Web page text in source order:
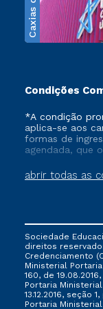
Condições
abrir todas as
*A condição
aplica-se aos
formas de
agendada, que
que ainda não
cancelado ou
FIES, Prouni e
não se acumula
ofertada pela
Sociedade
direitos
Credenciamento
Ministerial Portaria
160, de
Portaria Ministerial
13.12.2016, seção
Portaria Ministerial